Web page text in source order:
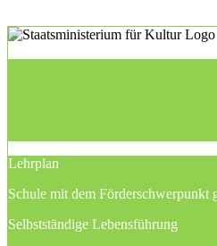
Lehrplan
Schule mit dem Förderschwerpunkt
Selbstständige Lebensführung